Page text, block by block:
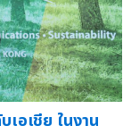
เอเชีย ในงาน